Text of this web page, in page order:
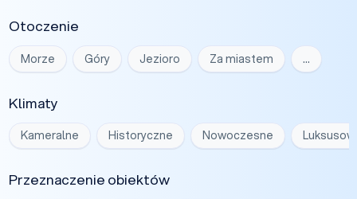
Otoczenie
Morze Góry Jezioro Za miastem …
Klimaty
Kameralne Historyczne Nowoczesne
Przeznaczenie obiektów